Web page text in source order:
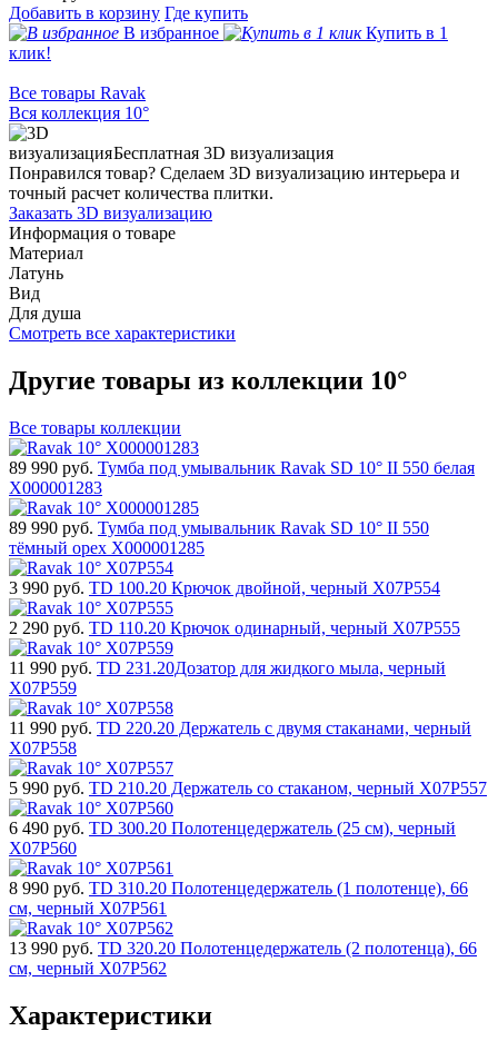
Добавить в корзину Где купить
В избранное
Купить в 1
клик!
Все товары Ravak
Вся коллекция 10°
Бесплатная 3D визуализация
Понравился товар? Сделаем 3D визуализацию интерьера и
точный расчет количества плитки.
Заказать 3D визуализацию
Информация о товаре
Материал
Латунь
Вид
Для душа
Смотреть все характеристики
Другие товары из коллекции 10°
Все товары коллекции
89 990 руб. Тумба под умывальник Ravak SD 10° II 550 белая
X000001283
89 990 руб. Тумба под умывальник Ravak SD 10° II 550
тёмный орех X000001285
3 990 руб. TD 100.20 Крючок двойной, черный X07P554
2 290 руб. TD 110.20 Крючок одинарный, черный X07P555
11 990 руб. TD 231.20Дозатор для жидкого мыла, черный
X07P559
11 990 руб. TD 220.20 Держатель с двумя стаканами, черный
X07P558
5 990 руб. TD 210.20 Держатель со стаканом, черный X07P557
6 490 руб. TD 300.20 Полотенцедержатель (25 см), черный
X07P560
8 990 руб. TD 310.20 Полотенцедержатель (1 полотенце), 66
см, черный X07P561
13 990 руб. TD 320.20 Полотенцедержатель (2 полотенца), 66
см, черный X07P562
Характеристики